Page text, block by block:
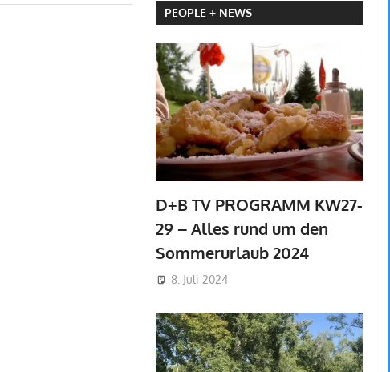
PEOPLE + NEWS
D+B TV PROGRAMM KW27-
29 – Alles rund um den
Sommerurlaub 2024
8. Juli 2024